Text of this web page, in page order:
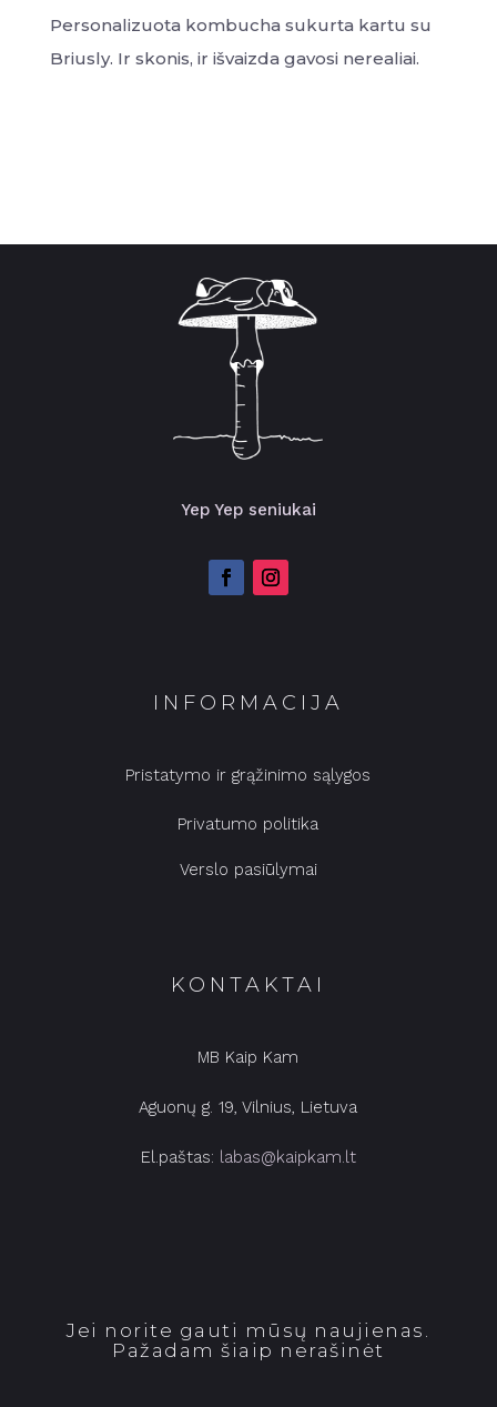
Personalizuota kombucha sukurta kartu su
Briusly. Ir skonis, ir išvaizda gavosi nerealiai.
Yep Yep seniukai
INFORMACIJA
Pristatymo ir grąžinimo sąlygos
Privatumo politika
Verslo pasiūlymai
KONTAKTAI
MB Kaip Kam
Aguonų g. 19, Vilnius, Lietuva
El.paštas: labas@kaipkam.lt
Jei norite gauti mūsų naujienas.
Pažadam šiaip nerašinėt